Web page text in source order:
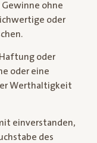
ohne
oder
oder
oder eine
Werthaltigkeit
einverstanden,
des